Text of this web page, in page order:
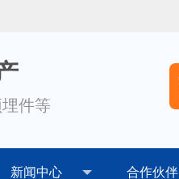
件等
新闻中心 合作伙伴